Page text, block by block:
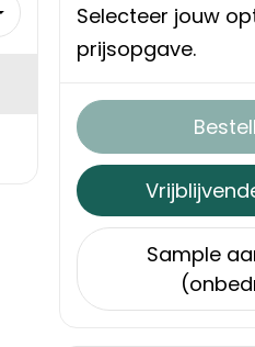
Selecteer jouw
prijsopgave.
Sample